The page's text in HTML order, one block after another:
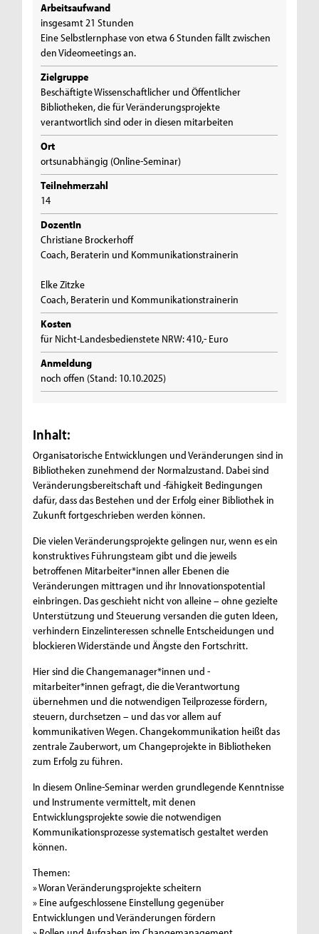
Arbeitsaufwand
insgesamt 21 Stunden
Eine Selbstlernphase von etwa 6 Stunden fällt zwischen
den Videomeetings an.
Zielgruppe
Beschäftigte Wissenschaftlicher und Öffentlicher
Bibliotheken, die für Veränderungsprojekte
verantwortlich sind oder in diesen mitarbeiten
Ort
ortsunabhängig (Online-Seminar)
Teilnehmerzahl
14
DozentIn
Christiane Brockerhoff
Coach, Beraterin und Kommunikationstrainerin
Elke Zitzke
Coach, Beraterin und Kommunikationstrainerin
Kosten
für Nicht-Landesbedienstete NRW: 410,- Euro
Anmeldung
noch offen (Stand: 10.10.2025)
Inhalt:
Organisatorische Entwicklungen und Veränderungen sind in
Bibliotheken zunehmend der Normalzustand. Dabei sind
Veränderungsbereitschaft und -fähigkeit Bedingungen
dafür, dass das Bestehen und der Erfolg einer Bibliothek in
Zukunft fortgeschrieben werden können.
Die vielen Veränderungsprojekte gelingen nur, wenn es ein
konstruktives Führungsteam gibt und die jeweils
betroffenen Mitarbeiter*innen aller Ebenen die
Veränderungen mittragen und ihr Innovationspotential
einbringen. Das geschieht nicht von alleine – ohne gezielte
Unterstützung und Steuerung versanden die guten Ideen,
verhindern Einzelinteressen schnelle Entscheidungen und
blockieren Widerstände und Ängste den Fortschritt.
Hier sind die Changemanager*innen und -
mitarbeiter*innen gefragt, die die Verantwortung
übernehmen und die notwendigen Teilprozesse fördern,
steuern, durchsetzen – und das vor allem auf
kommunikativen Wegen. Changekommunikation heißt das
zentrale Zauberwort, um Changeprojekte in Bibliotheken
zum Erfolg zu führen.
In diesem Online-Seminar werden grundlegende Kenntnisse
und Instrumente vermittelt, mit denen
Entwicklungsprojekte sowie die notwendigen
Kommunikationsprozesse systematisch gestaltet werden
können.
Themen:
» Woran Veränderungsprojekte scheitern
» Eine aufgeschlossene Einstellung gegenüber
Entwicklungen und Veränderungen fördern